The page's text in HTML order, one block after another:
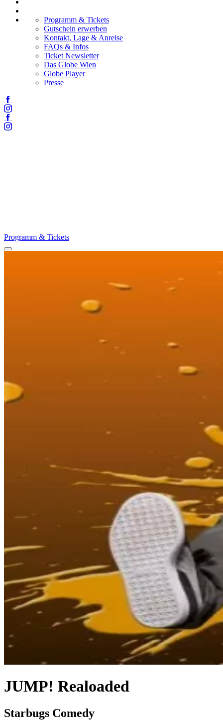
Programm & Tickets
Gutschein erwerben
Kontakt, Lage & Anreise
FAQs & Infos
Ticket Newsletter
Das Globe Wien
Globe Player
Presse
Facebook
Instagram
Facebook
Instagram
Programm & Tickets
Menü
JUMP! Realoaded
Starbugs Comedy